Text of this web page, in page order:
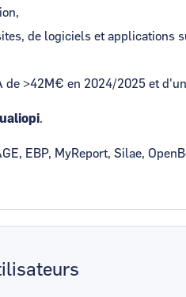
de logiciels et applications
de >42M€ en 2024/2025 et
.
EBP, MyReport, Silae,